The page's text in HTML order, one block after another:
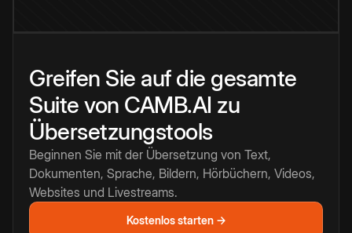
Greifen Sie auf die gesamte
Suite von CAMB.AI zu
Übersetzungstools
Beginnen Sie mit der Übersetzung von Text,
Dokumenten, Sprache, Bildern, Hörbüchern, Videos,
Websites und Livestreams.
Kostenlos starten →